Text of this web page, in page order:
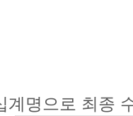
계명으로 최종